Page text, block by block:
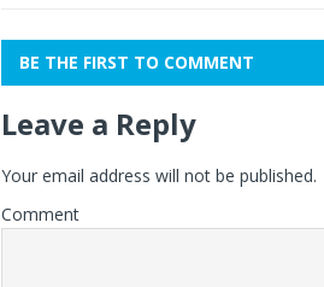
BE THE FIRST TO COMMENT
Leave a Reply
Your email address will not be published.
Comment